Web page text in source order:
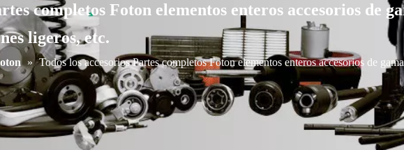
completos Foton elementos enteros accesorios de
ligeros, etc.
» Todos los accesorios Partes completos Foton elementos enteros accesorios de